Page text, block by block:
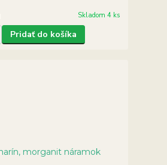
Skladom 4 ks
Pridať do košíka